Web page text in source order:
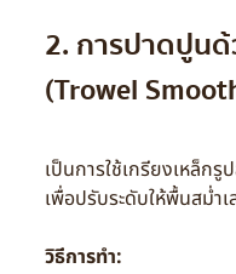
2. การปาดปูนด้
(Trowel
เป็นการใช้เกรียงเหล็ก
เพื่อปรับระดับให้พื้นสม่ำ
วิธีการทำ: